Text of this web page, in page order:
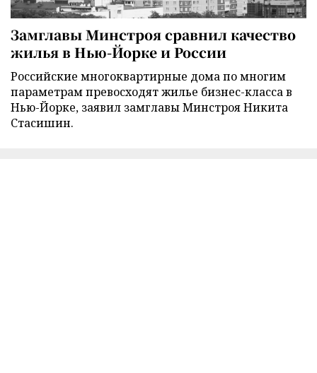
Замглавы Минстроя сравнил качество
жилья в Нью-Йорке и России
Российские многоквартирные дома по многим
параметрам превосходят жилье бизнес-класса в
Нью-Йорке, заявил замглавы Минстроя Никита
Стасишин.